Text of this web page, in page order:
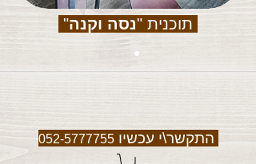
תוכנית "נסה וקנה"
התקשר\י עכשיו052-5777755